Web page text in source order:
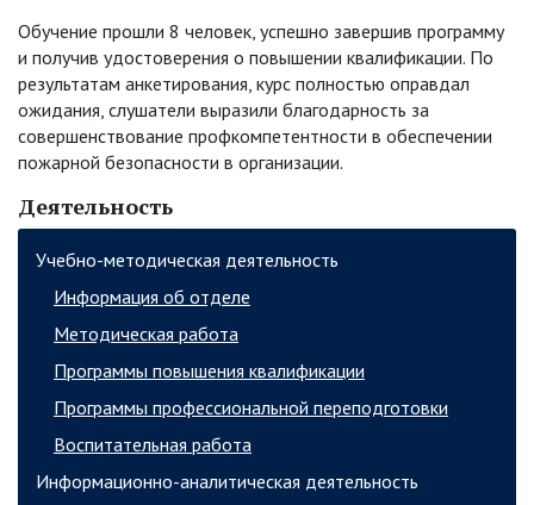
Деятельность
Учебно-методическая деятельность
Информация об отделе
Методическая работа
Программы повышения квалификации
Программы профессиональной переподготовки
Воспитательная работа
Информационно-аналитическая деятельность
Обучение прошли 8 человек, успешно завершив программу
и получив удостоверения о повышении квалификации. По
результатам анкетирования, курс полностью оправдал
ожидания, слушатели выразили благодарность за
совершенствование профкомпетентности в обеспечении
пожарной безопасности в организации.